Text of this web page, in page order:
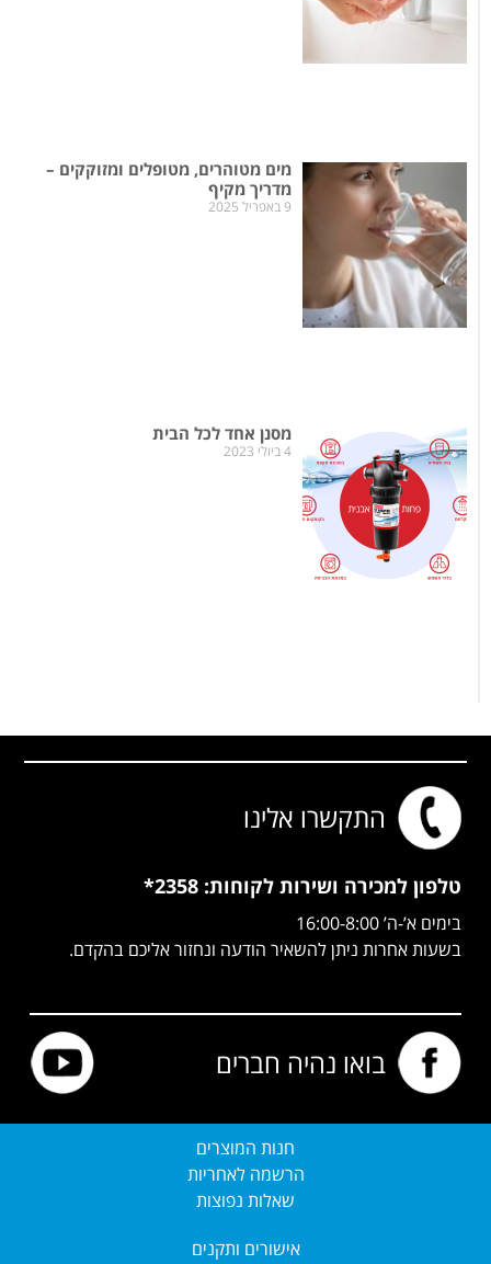
מים מטוהרים, מטופלים ומזוקקים –
מדריך מקיף
9 באפריל 2025
מסנן אחד לכל הבית
4 ביולי 2023
התקשרו אלינו
טלפון למכירה ושירות לקוחות: 2358*
בימים א’-ה’ 16:00-8:00
בשעות אחרות ניתן להשאיר הודעה ונחזור אליכם בהקדם.
בואו נהיה חברים
חנות המוצרים
הרשמה לאחריות
שאלות נפוצות
אישורים ותקנים